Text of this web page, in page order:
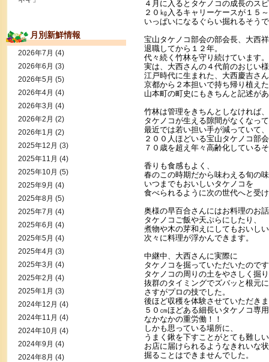
４月に入るとタケノコの成長のス
２０㎏入るキャリーケースが１５
いっぱいになるぐらい掘れるそう
宝山タケノコ部会の部会長、大西
退職してから１２年。
代々続く竹林を守り続けています。
実は、大西さんの４代前のおじい
江戸時代に生まれた、大西慶吉さ
京都から２本担いで持ち帰り植え
山本町の町史にもきちんと記述が
竹林は管理をきちんとしなければ、
タケノコが生える隙間がなくなっ
最近では若い担い手が減っていて、
２００人ほどいる宝山タケノコ部
７０歳を超え年々高齢化している
香りも食感もよく、
春のこの時期だから味わえる旬の
いつまでもおいしいタケノコを
食べられるように次の世代へと受
奥様の早百合さんにはお料理のお
タケノコご飯や天ぷらにしたり、
煮物や木の芽和えにしてもおいし
次々に料理が浮かんできます。
中継中、大西さんに実際に
タケノコを掘っていただいたので
タケノコの周りの土をやさしく掘
抜群のタイミングでズバッと根元
さすがプロの技でした。
後ほど収穫を体験させていただき
５０㎝ほどある細長いタケノコ専
なかなかの重労働！！
しかも思っている場所に、
うまく鍬を下すことがとても難し
お店に届けられるようなきれいな
掘ることはできませんでした。
月別新鮮情報
2026年7月 (4)
2026年6月 (3)
2026年5月 (5)
2026年4月 (4)
2026年3月 (4)
2026年2月 (2)
2026年1月 (2)
2025年12月 (3)
2025年11月 (4)
2025年10月 (5)
2025年9月 (4)
2025年8月 (5)
2025年7月 (4)
2025年6月 (4)
2025年5月 (4)
2025年4月 (3)
2025年3月 (4)
2025年2月 (4)
2025年1月 (3)
2024年12月 (4)
2024年11月 (4)
2024年10月 (4)
2024年9月 (4)
2024年8月 (4)